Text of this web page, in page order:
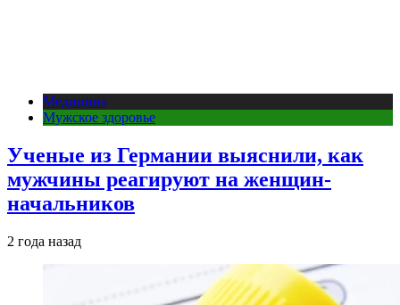
Медицина
Мужское здоровье
Ученые из Германии выяснили, как
мужчины реагируют на женщин-
начальников
2 года назад